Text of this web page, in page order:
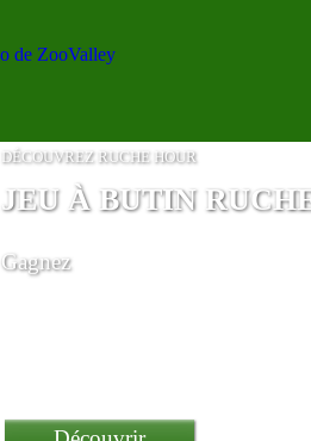
DÉCOUVREZ RUCHE HOUR
JEU À BUTIN
Gagnez